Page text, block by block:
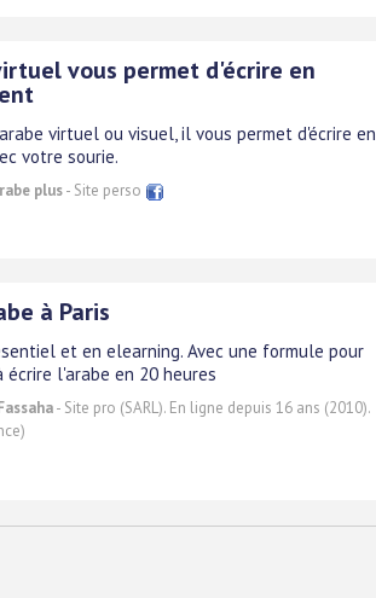
vous permet d'écrire en
virtuel ou visuel, il vous permet d'écrire en
votre sourie.
plus- Site perso
à Paris
et en elearning. Avec une formule pour
l'arabe en 20 heures
- Site pro (SARL). En ligne depuis 16 ans (2010).